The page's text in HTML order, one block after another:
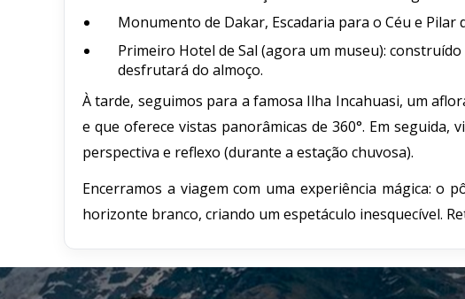
Monumento de Dakar, Escadaria para o Céu e
Primeiro Hotel de Sal (agora um museu):
desfrutará do almoço.
À tarde, seguimos para a famosa Ilha Incahuasi, um
e que oferece vistas panorâmicas de 360°. Em
perspectiva e reflexo (durante a estação chuvosa).
Encerramos a viagem com uma experiência mágica: o
horizonte branco, criando um espetáculo inesquecível.